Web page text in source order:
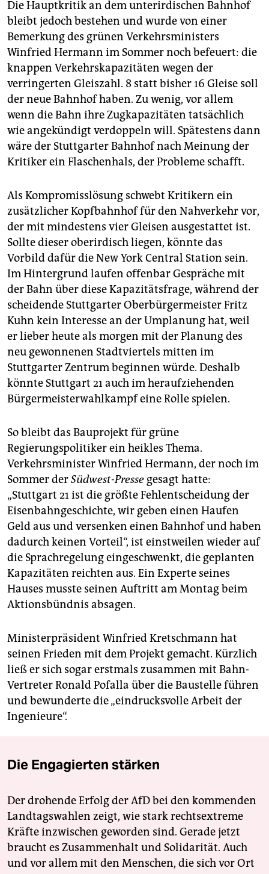
Die Hauptkritik an dem unterirdischen Bahnhof
bleibt jedoch bestehen und wurde von einer
Bemerkung des grünen Verkehrsministers
Winfried Hermann im Sommer noch befeuert: die
knappen Verkehrskapazitäten wegen der
verringerten Gleiszahl. 8 statt bisher 16 Gleise soll
der neue Bahnhof haben. Zu wenig, vor allem
wenn die Bahn ihre Zugkapazitäten tatsächlich
wie angekündigt verdoppeln will. Spätestens dann
wäre der Stuttgarter Bahnhof nach Meinung der
Kritiker ein Flaschenhals, der Probleme schafft.
Als Kompromisslösung schwebt Kritikern ein
zusätzlicher Kopfbahnhof für den Nahverkehr vor,
der mit mindestens vier Gleisen ausgestattet ist.
Sollte dieser oberirdisch liegen, könnte das
Vorbild dafür die New York Central Station sein.
Im Hintergrund laufen offenbar Gespräche mit
der Bahn über diese Kapazitätsfrage, während der
scheidende Stuttgarter Oberbürgermeister Fritz
Kuhn kein Interesse an der Umplanung hat, weil
er lieber heute als morgen mit der Planung des
neu gewonnenen Stadtviertels mitten im
Stuttgarter Zentrum beginnen würde. Deshalb
könnte Stuttgart 21 auch im heraufziehenden
Bürgermeisterwahlkampf eine Rolle spielen.
So bleibt das Bauprojekt für grüne
Regierungspolitiker ein heikles Thema.
Verkehrsminister Winfried Hermann, der noch im
Sommer derSüdwest-Presse gesagt hatte:
„Stuttgart 21 ist die größte Fehlentscheidung der
Eisenbahngeschichte, wir geben einen Haufen
Geld aus und versenken einen Bahnhof und haben
dadurch keinen Vorteil“, ist einstweilen wieder auf
die Sprachregelung eingeschwenkt, die geplanten
Kapazitäten reichten aus. Ein Experte seines
Hauses musste seinen Auftritt am Montag beim
Aktionsbündnis absagen.
Ministerpräsident Winfried Kretschmann hat
seinen Frieden mit dem Projekt gemacht. Kürzlich
ließ er sich sogar erstmals zusammen mit Bahn-
Vertreter Ronald Pofalla über die Baustelle führen
und bewunderte die „eindrucksvolle Arbeit der
Ingenieure“.
Die Engagierten stärken
Der drohende Erfolg der AfD bei den kommenden
Landtagswahlen zeigt, wie stark rechtsextreme
Kräfte inzwischen geworden sind. Gerade jetzt
braucht es Zusammenhalt und Solidarität. Auch
und vor allem mit den Menschen, die sich vor Ort